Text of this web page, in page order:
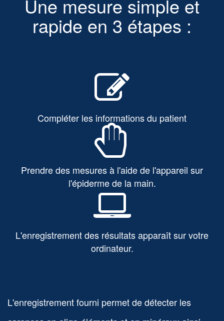
Une mesure simple et
rapide en 3 étapes :
Compléter les informations du patient
Prendre des mesures à l'aide de l'appareil sur
l'épiderme de la main.
L'enregistrement des résultats apparaît sur votre
ordinateur.
L'enregistrement fourni permet de détecter les